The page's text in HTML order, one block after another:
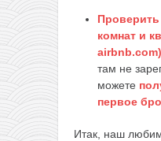
Проверить
комнат и
airbnb.com)
там не
можете
первое
Итак, наш